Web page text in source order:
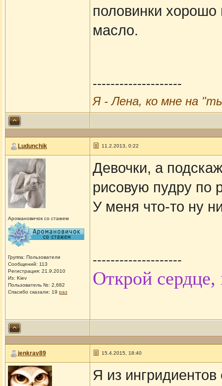
половинки
масло.
--------------------
Я - Лена, ко мне на
Ludunchik 11.2.2013, 0:22
Аромановичок со стажем
Группа: Пользователи
Сообщений: 113
Регистрация: 21.9.2010
Из: Kiev
Пользователь №: 2,682
Спасибо сказали: 19 раз
Девочки, а
рисовую пудру по
У меня что-то ну
--------------------
Открой
jenkrav89 15.4.2015, 18:40
Я из